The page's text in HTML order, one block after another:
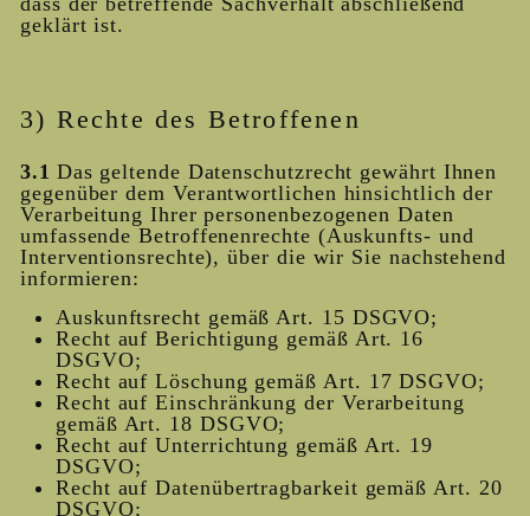
geklärt ist.
3) Rechte des Betroffenen
3.1 Das geltende Datenschutzrecht gewährt Ihnen
gegenüber dem Verantwortlichen hinsichtlich der
Verarbeitung Ihrer personenbezogenen Daten
umfassende Betroffenenrechte (Auskunfts- und
Interventionsrechte), über die wir Sie nachstehend
informieren:
Auskunftsrecht gemäß Art. 15 DSGVO;
Recht auf Berichtigung gemäß Art. 16
DSGVO;
Recht auf Löschung gemäß Art. 17 DSGVO;
Recht auf Einschränkung der Verarbeitung
gemäß Art. 18 DSGVO;
Recht auf Unterrichtung gemäß Art. 19
DSGVO;
Recht auf Datenübertragbarkeit gemäß Art. 20
DSGVO;